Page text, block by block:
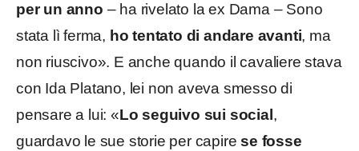
per un anno – ha rivelato la ex Dama – Sono
stata lì ferma, ho tentato di andare avanti, ma
non riuscivo». E anche quando il cavaliere stava
con Ida Platano, lei non aveva smesso di
pensare a lui: «Lo seguivo sui social ,
guardavo le sue storie per capirese fosse